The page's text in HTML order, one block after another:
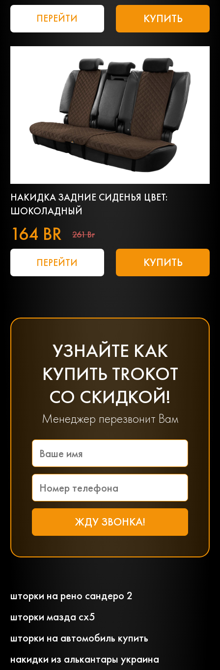
ПЕРЕЙТИ КУПИТЬ
НАКИДКА ЗАДНИЕ СИДЕНЬЯ ЦВЕТ:
ШОКОЛАДНЫЙ
164 BR 261 Br
ПЕРЕЙТИ КУПИТЬ
УЗНАЙТЕ КАК
КУПИТЬ TROKOT
СО СКИДКОЙ!
Менеджер перезвонит Вам
шторки на рено сандеро 2
шторки мазда сх5
шторки на автомобиль купить
накидки из алькантары украина